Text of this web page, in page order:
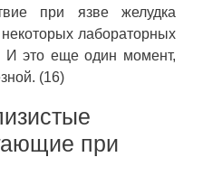
при язве желудка
лабораторных
И это еще один момент,
(16)
при